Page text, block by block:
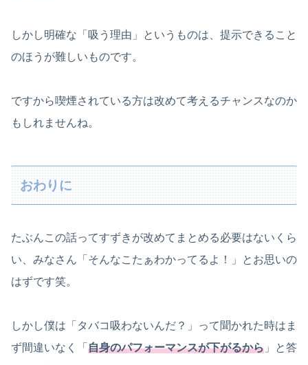
しかし明確な「吸う理由」というものは、提示できること
のほうが難しいものです。
ですから喫煙されている方は改めて考えるチャンスなのか
もしれませんね。
おわりに
たぶんこの話ってすずきが改めてまとめる必要はないくら
い、みなさん「そんなこたぁわかってるよ！」とお思いの
はずです笑。
しかし僕は「タバコ吸わないんだ？」って聞かれた時はま
ず間違いなく「 自身のパフォーマンスが下がるから 」と答